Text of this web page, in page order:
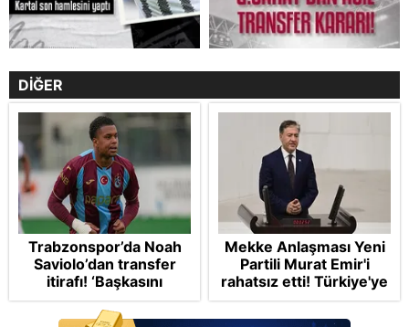
DİĞER
Trabzonspor’da Noah
Saviolo’dan transfer
itirafı! ‘Başkasını
izlemeye geldi’
Mekke Anlaşması Yeni
Partili Murat Emir'i
rahatsız etti! Türkiye'ye
"paralı muhafız" rolü
biçti